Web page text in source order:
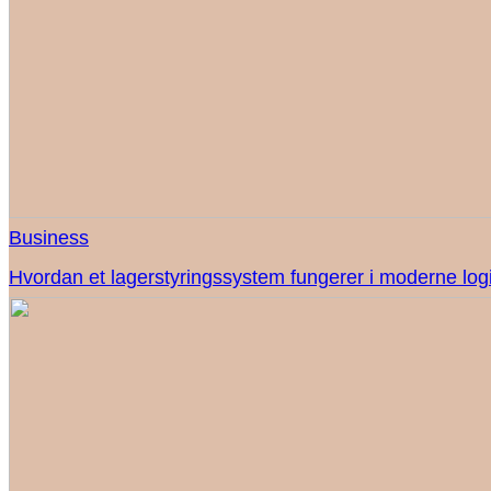
Business
Hvordan et lagerstyringssystem fungerer i moderne